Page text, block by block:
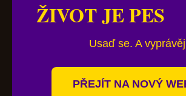
ŽIVOT JE PES
Usaď se. A
PŘEJÍT NA NOVÝ